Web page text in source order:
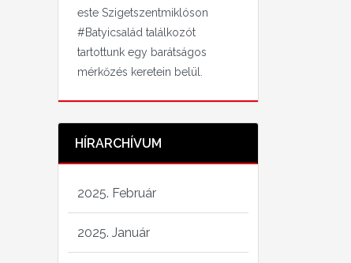
este Szigetszentmiklóson
#Batyicsalád találkozót
tartottunk egy barátságos
mérkőzés keretein belül.
HÍRARCHÍVUM
2025. Február
2025. Január